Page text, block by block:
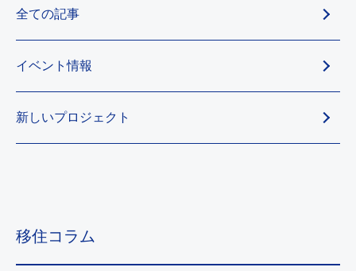
全ての記事
イベント情報
新しいプロジェクト
移住コラム